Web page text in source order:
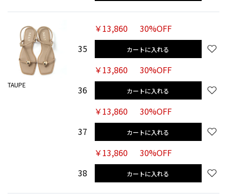
TAUPE
￥13,860
30%OFF
35
カートに入れる
￥13,860
30%OFF
36
カートに入れる
￥13,860
30%OFF
37
カートに入れる
￥13,860
30%OFF
38
カートに入れる